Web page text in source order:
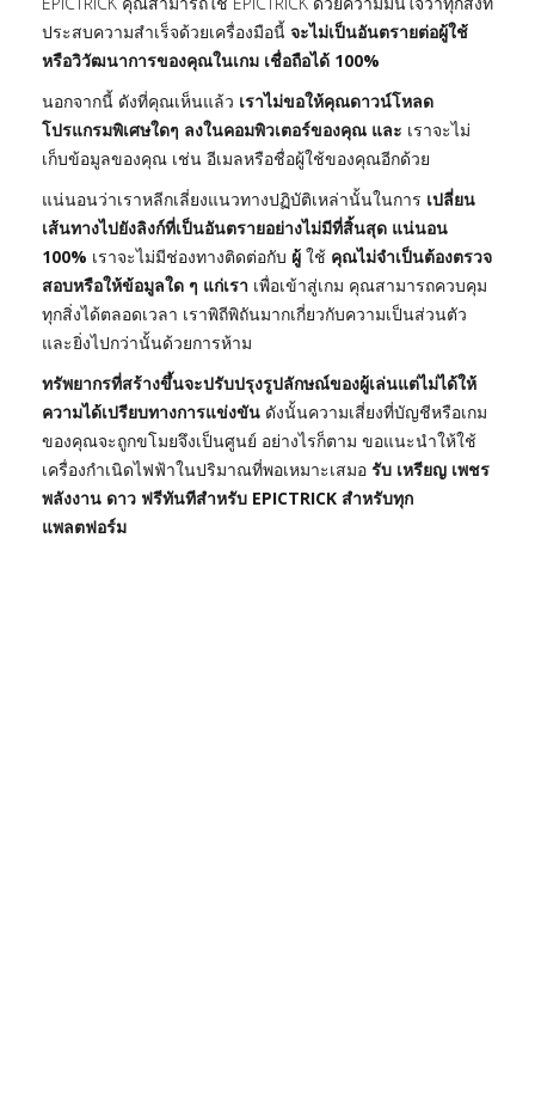
ประสบความสำเร็จด้วยเครื่องมือนี้ จะไม่เป็นอันตรายต่อผู้ใช้
หรือวิวัฒนาการของคุณในเกม เชื่อถือได้ 100%
นอกจากนี้ ดังที่คุณเห็นแล้ว เราไม่ขอให้คุณดาวน์โหลด
โปรแกรมพิเศษใดๆ ลงในคอมพิวเตอร์ของคุณ และ เราจะไม่
เก็บข้อมูลของคุณ เช่น อีเมลหรือชื่อผู้ใช้ของคุณอีกด้วย
แน่นอนว่าเราหลีกเลี่ยงแนวทางปฏิบัติเหล่านั้นในการ เปลี่ยน
เส้นทางไปยังลิงก์ที่เป็นอันตรายอย่างไม่มีที่สิ้นสุด แน่นอน
100% เราจะไม่มีช่องทางติดต่อกับ ผู้ ใช้ คุณไม่จำเป็นต้องตรวจ
สอบหรือให้ข้อมูลใด ๆ แก่เรา เพื่อเข้าสู่เกม คุณสามารถควบคุม
ทุกสิ่งได้ตลอดเวลา เราพิถีพิถันมากเกี่ยวกับความเป็นส่วนตัว
และยิ่งไปกว่านั้นด้วยการห้าม
ทรัพยากรที่สร้างขึ้นจะปรับปรุงรูปลักษณ์ของผู้เล่นแต่ไม่ได้ให้
ความได้เปรียบทางการแข่งขัน ดังนั้นความเสี่ยงที่บัญชีหรือเกม
ของคุณจะถูกขโมยจึงเป็นศูนย์ อย่างไรก็ตาม ขอแนะนำให้ใช้
เครื่องกำเนิดไฟฟ้าในปริมาณที่พอเหมาะเสมอ รับ เหรียญ เพชร
พลังงาน ดาว ฟรีทันทีสำหรับ EPICTRICK สำหรับทุก
แพลตฟอร์ม